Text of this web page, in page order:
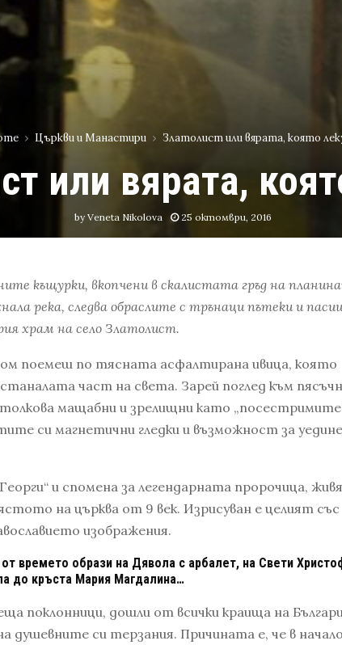
Църкви и Манастири Златолист или вярата, която
или вярата,
byVeneta Nikolova 25 октомври, 2016
къщурки, вкопчени в скалистата гръд на
река, следва обраслите с трънаци пътеки и
храм на село Златолист.
поемеш по тясната асфалтирана ивица, която
част на света. Зарей поглед към
мащабни и зрелищни като
си магнетични гледки и възможност за
и спомена за легендарната пророчица,
на църква от 9 век. Изрисуван е целият със
изображения.
времето образи на Дявола с арбалет, на Свети
до кръста Мария Магдалина…
поклонници, дошли от всички краища на
душевните си терзания. Причината е, че в